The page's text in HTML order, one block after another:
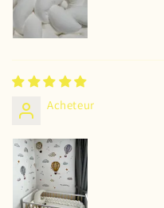
Acheteur